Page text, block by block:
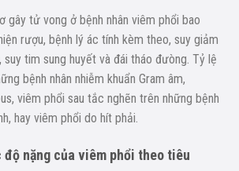
gây tử vong ở bệnh nhân viêm phổi bao
rượu, bệnh lý ác tính kèm theo, suy giảm
suy tim sung huyết và đái tháo đưòng. Tỷ lệ
bệnh nhân nhiễm khuẩn Gram âm,
viêm phổi sau tắc nghẽn trên những bệnh
hay viêm phổi do hít phải.
nặng của viêm phổi theo tiêu